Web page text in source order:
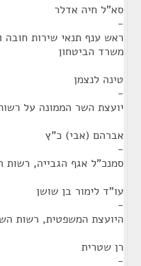
סא"ל חיה אדלר
-
ראש ענף תנאי שירות
משרד הביטחון
טינה לנצמן
-
יועצת השר הממונה על
אברהם (אבי) כ"ץ
-
סמנכ"ל אגף הגבייה, רשות
עו"ד לימור בן שושן
-
היועצת המשפטית, רשות
רן שטרית
-